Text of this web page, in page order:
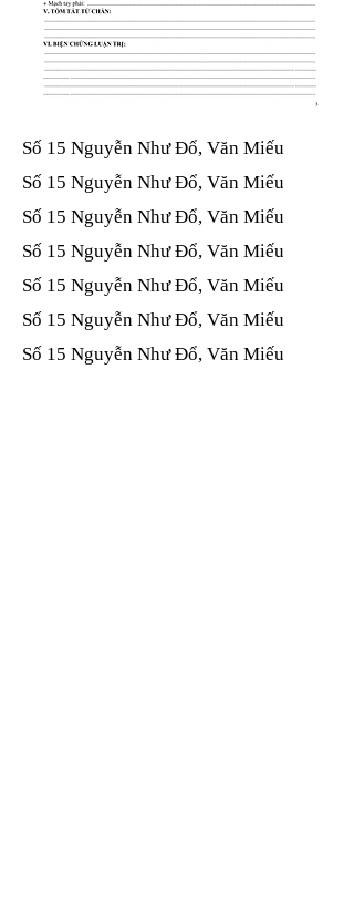
Số 15 Nguyễn Như Đổ, Văn Miếu​​​​
Số 15 Nguyễn Như Đổ, Văn Miếu​​​​
Số 15 Nguyễn Như Đổ, Văn Miếu​​​​
Số 15 Nguyễn Như Đổ, Văn Miếu​​​​
Số 15 Nguyễn Như Đổ, Văn Miếu​​​​
Số 15 Nguyễn Như Đổ, Văn Miếu​​​​
Số 15 Nguyễn Như Đổ, Văn Miếu​​​​